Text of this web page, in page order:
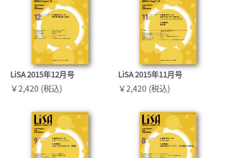
LiSA 2015年12月号
￥2,420 (税込)
LiSA 2015年11月号
￥2,420 (税込)